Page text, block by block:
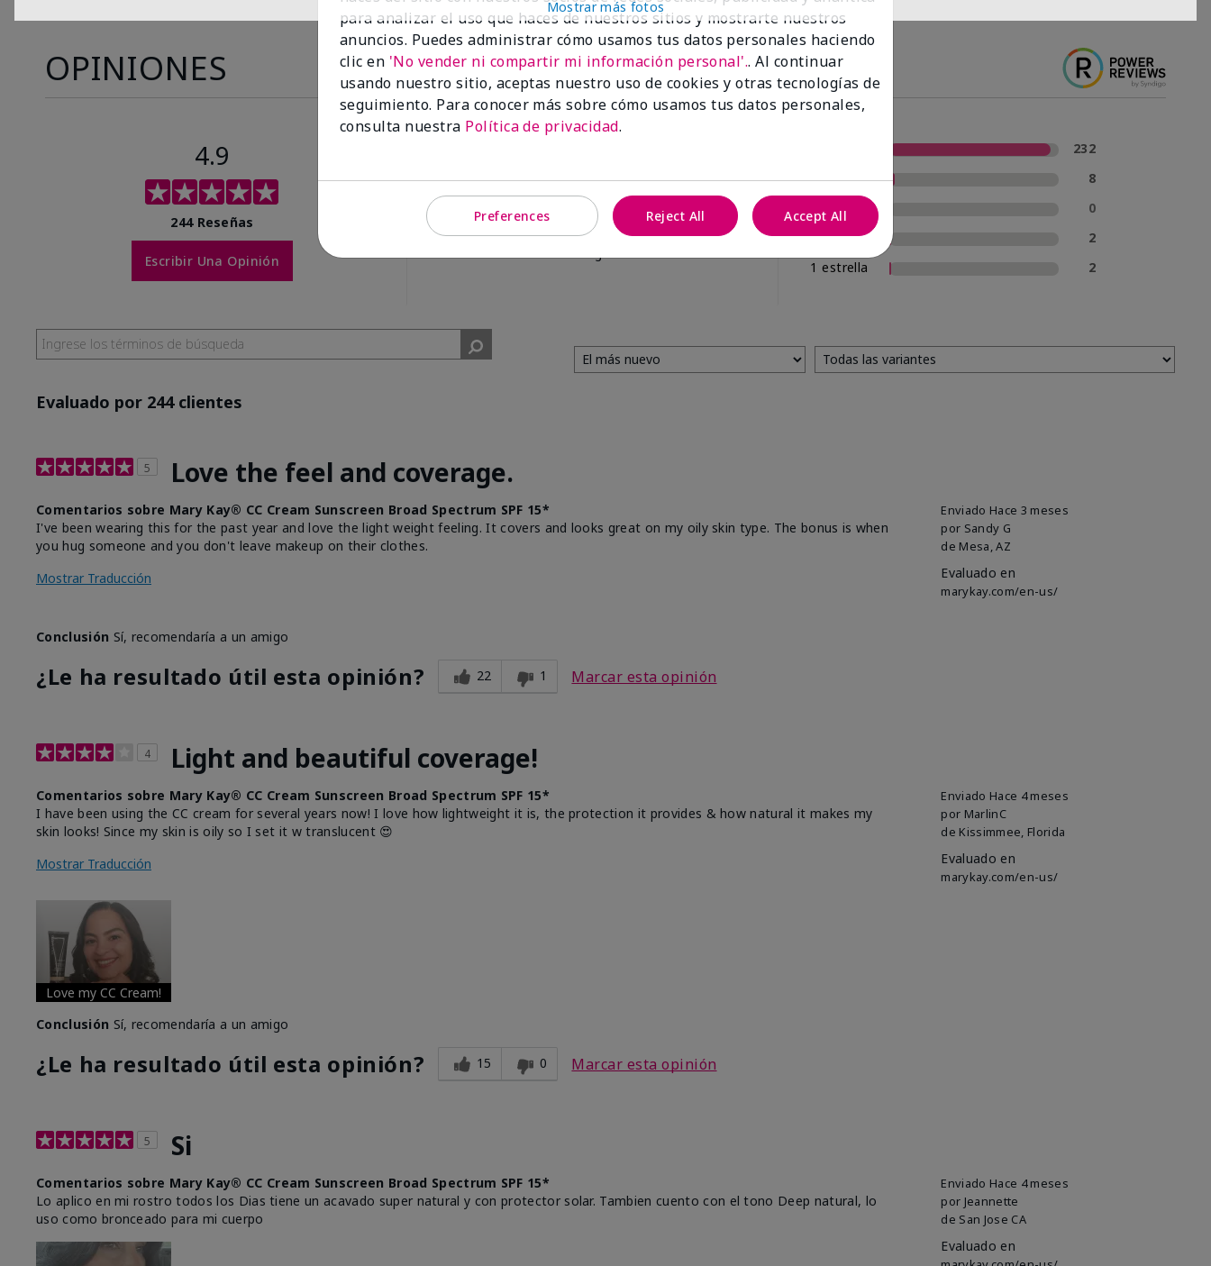
Mostrar más fotos
OPINIONES
4.9
244 Reseñas
Escribir Una Opinión
de los encuestados
recomendaría a un
232
4 estrellas
8
3 estrellas
0
2 estrellas
2
1 estrella
2
Evaluado por 244 clientes
5 Love the feel and coverage.
Enviado Hace 3 meses
por Sandy G
de Mesa, AZ
Evaluado en
marykay.com/en-us/
Comentarios sobre Mary Kay® CC Cream Sunscreen Broad Spectrum SPF 15*
I've been wearing this for the past year and love the light weight feeling. It covers and looks great on my oily skin type. The bonus is when
you hug someone and you don't leave makeup on their clothes.
Mostrar Traducción
Conclusión Sí, recomendaría a un amigo
¿Le ha resultado útil esta opinión? 22 1 Marcar esta opinión
4 Light and beautiful coverage!
Enviado Hace 4 meses
por MarlinC
de Kissimmee, Florida
Evaluado en
marykay.com/en-us/
Comentarios sobre Mary Kay® CC Cream Sunscreen Broad Spectrum SPF 15*
I have been using the CC cream for several years now! I love how lightweight it is, the protection it provides & how natural it makes my
skin looks! Since my skin is oily so I set it w translucent 😍
Mostrar Traducción
Love my CC Cream!
Conclusión Sí, recomendaría a un amigo
¿Le ha resultado útil esta opinión? 15 0 Marcar esta opinión
5 Si
Enviado Hace 4 meses
por Jeannette
de San Jose CA
Evaluado en
Comentarios sobre Mary Kay® CC Cream Sunscreen Broad Spectrum SPF 15*
Lo aplico en mi rostro todos los Dias tiene un acavado super natural y con protector solar. Tambien cuento con el tono Deep natural, lo
uso como bronceado para mi cuerpo
para analizar el uso que haces de nuestros sitios y mostrarte nuestros
anuncios. Puedes administrar cómo usamos tus datos personales haciendo
clic en 'No vender ni compartir mi información personal'.. Al continuar
usando nuestro sitio, aceptas nuestro uso de cookies y otras tecnologías de
seguimiento. Para conocer más sobre cómo usamos tus datos personales,
consulta nuestra Política de privacidad.
Preferences Reject All Accept All